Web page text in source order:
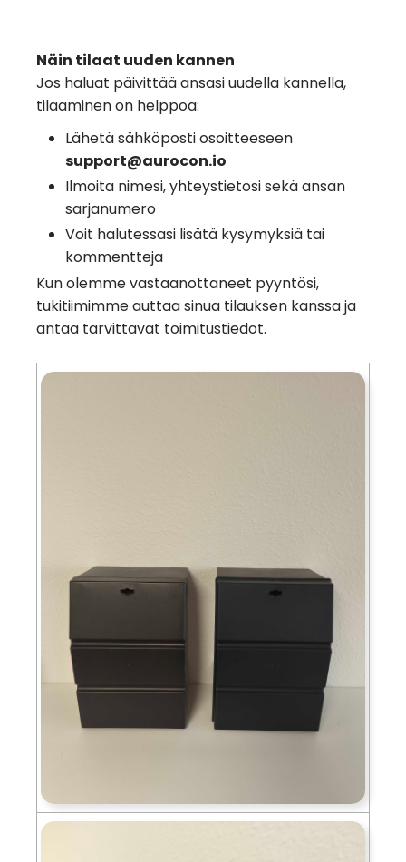
Näin tilaat uuden kannen
Jos haluat päivittää ansasi uudella kannella,
tilaaminen on helppoa:
Lähetä sähköposti osoitteeseen
support@aurocon.io
Ilmoita nimesi, yhteystietosi sekä ansan
sarjanumero
Voit halutessasi lisätä kysymyksiä tai
kommentteja
Kun olemme vastaanottaneet pyyntösi,
tukitiimimme auttaa sinua tilauksen kanssa ja
antaa tarvittavat toimitustiedot.